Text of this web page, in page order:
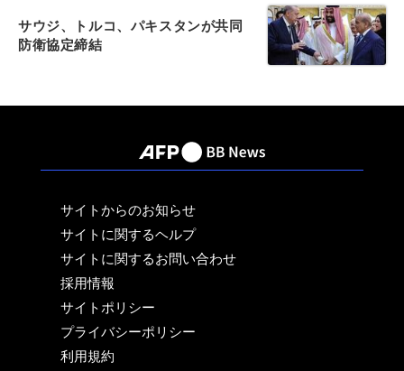
サウジ、トルコ、パキスタンが共同
防衛協定締結
サイトからのお知らせ
サイトに関するヘルプ
サイトに関するお問い合わせ
採用情報
サイトポリシー
プライバシーポリシー
利用規約